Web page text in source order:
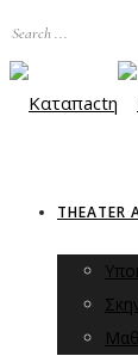
THEATER